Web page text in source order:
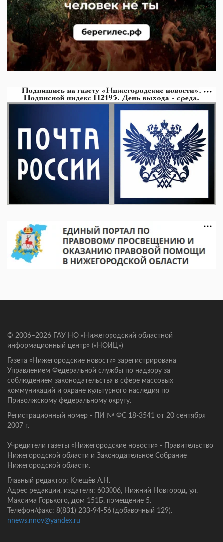
© 2006–2026 ГАУ НО «Нижегородский областной
информационный центр» («НОИЦ»)
Газета «Нижегородские новости» зарегистрирована
Управлением Федеральной службы по надзору за
соблюдением законодательства в сфере массовых
коммуникаций и охране культурного наследия по
Приволжскому федеральному округу.
Регистрационный номер - ПИ № ФС 18-3541 от 20 сентября
2007 г.
Учредители газеты «Нижегородские новости» - Правительство
Нижегородской области и Законодательное Собрание
Нижегородской области.
Главный редактор: Клещёв А.Н.
Адрес редакции, издателя: 603006, Нижний Новгород, ул.
Максима Горького, дом 151Б, помещение 5.
Телефон/факс: 8(831) 233-94-56 (добавочный 129).
nnews.nnov@yandex.ru